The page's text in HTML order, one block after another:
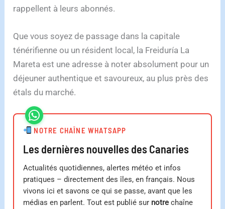
rappellent à leurs abonnés.
Que vous soyez de passage dans la capitale
ténérifienne ou un résident local, la Freiduría La
Mareta est une adresse à noter absolument pour un
déjeuner authentique et savoureux, au plus près des
étals du marché.
NOTRE CHAÎNE WHATSAPP
Les dernières nouvelles des Canaries
Actualités quotidiennes, alertes météo et infos
pratiques – directement des îles, en français. Nous
vivons ici et savons ce qui se passe, avant que les
médias en parlent. Tout est publié sur notre chaîne